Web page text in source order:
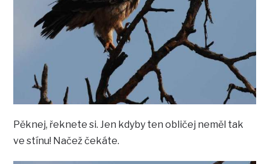
Pěknej, řeknete si. Jen kdyby ten obličej neměl tak
ve stínu! Načež čekáte.